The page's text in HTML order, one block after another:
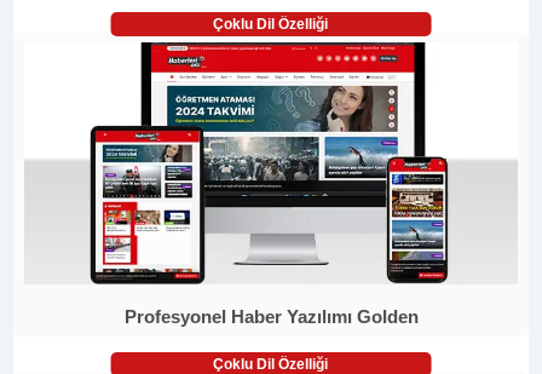
Çoklu Dil Özelliği
Profesyonel Haber Yazılımı Golden
Çoklu Dil Özelliği